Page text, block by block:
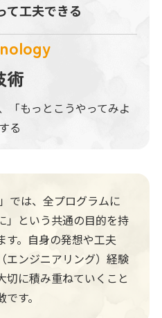
て工夫できる
術
「もっとこうやってみよ
る
では、全プログラムに
」という共通の目的を持
す。自身の発想や工夫
エンジニアリング）経験
切に積み重ねていくこと
す。